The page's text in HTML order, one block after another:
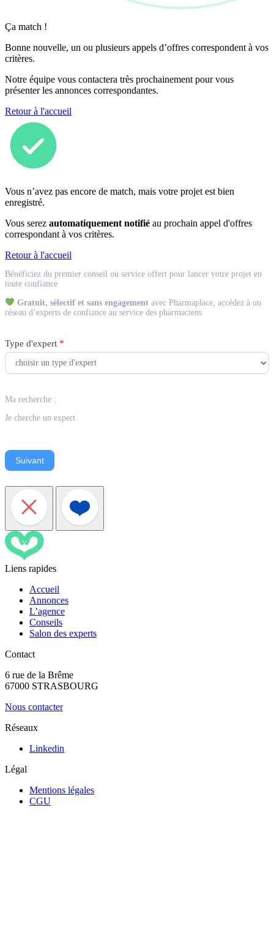
Ça match !
Bonne nouvelle, un ou plusieurs appels d’offres correspondent à vos
critères.
Notre équipe vous contactera très prochainement pour vous
présenter les annonces correspondantes.
Retour à l'accueil
Vous n’avez pas encore de match, mais votre projet est bien
enregistré.
Vous serez automatiquement notifié au prochain appel d'offres
correspondant à vos critères.
Retour à l'accueil
Expert
Bénéficiez du premier conseil ou service offert pour lancer votre projet en
toute confiance
Gratuit, sélectif et sans engagementavec Pharmaplace, accédez à un
réseau d’experts de confiance au service des pharmaciens
Type d'expert *
Ma recherche :
Je cherche un expert
Suivant
Liens rapides
Accueil
Annonces
L’agence
Conseils
Salon des experts
Contact
6 rue de la Brême
67000 STRASBOURG
Nous contacter
Réseaux
Linkedin
Légal
Mentions légales
CGU